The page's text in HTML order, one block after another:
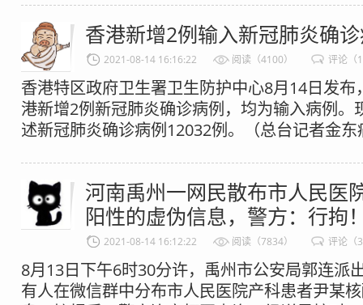
香港新增2例输入新冠肺炎确
2021-08-14 16:16:22 阅读（4100） 评论（
香港特区政府卫生署卫生防护中心8月14日发布
港新增2例新冠肺炎确诊病例，均为输入病例。
述新冠肺炎确诊病例12032例。（总台记者金东
河南禹州一网民散布市人民医
阳性的虚伪信息，警方：行拘
2021-08-14 16:12:22 阅读（7834） 评论（
8月13日下午6时30分许，禹州市公安局郭连派
有人在微信群中分布市人民医院产科患者尹某